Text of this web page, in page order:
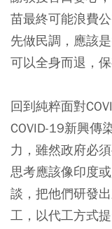
苗最終可能浪費
先做民調，應該
可以全身而退，
回到純粹面對
COVID-19新興傳
力，雖然政府必
思考應該像印度
談，把他們研發
工，以代工方式